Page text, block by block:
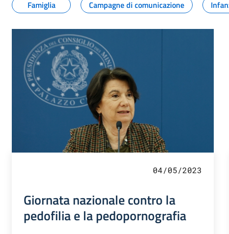
Famiglia
Campagne di comunicazione
04/05/2023
Giornata nazionale contro la
pedofilia e la pedopornografia